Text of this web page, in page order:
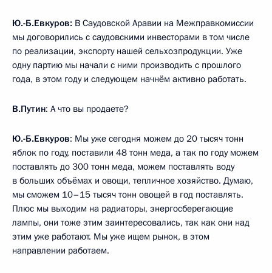
Ю.-Б.Евкуров: В Саудовской Аравии на Межправкомиссии
мы договорились с саудовскими инвесторами в том числе
по реализации, экспорту нашей сельхозпродукции. Уже
одну партию мы начали с ними производить с прошлого
года, в этом году и следующем начнём активно работать.
В.Путин: А что вы продаете?
Ю.-Б.Евкуров: Мы уже сегодня можем до 20 тысяч тонн
яблок по году, поставили 48 тонн меда, а так по году можем
поставлять до 300 тонн меда, можем поставлять воду
в больших объёмах и овощи, тепличное хозяйство. Думаю,
мы сможем 10–15 тысяч тонн овощей в год поставлять.
Плюс мы выходим на радиаторы, энергосберегающие
лампы, они тоже этим заинтересовались, так как они над
этим уже работают. Мы уже ищем рынок, в этом
направлении работаем.